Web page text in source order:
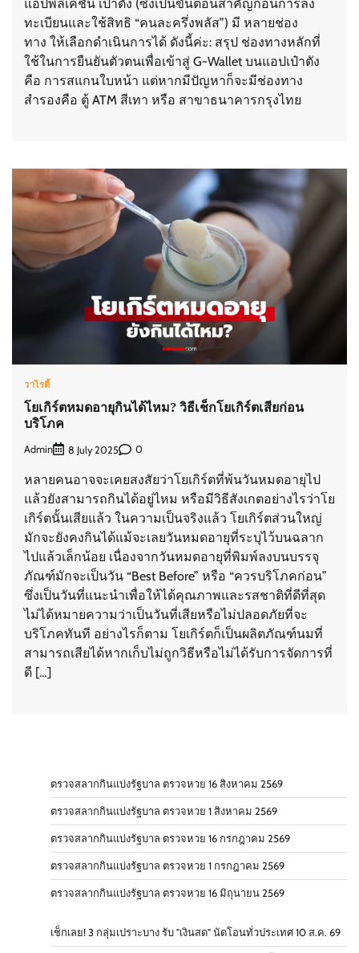
แอปพลิเคชัน เป๋าตัง (ซึ่งเป็นขั้นตอนสำคัญก่อนการลง
ทะเบียนและใช้สิทธิ “คนละครึ่งพลัส”) มี หลายช่อง
ทาง ให้เลือกดำเนินการได้ ดังนี้ค่ะ: สรุป ช่องทางหลักที่
ใช้ในการยืนยันตัวตนเพื่อเข้าสู่ G-Wallet บนแอปเป๋าตัง
คือ การสแกนใบหน้า แต่หากมีปัญหาก็จะมีช่องทาง
สำรองคือ ตู้ ATM สีเทา หรือ สาขาธนาคารกรุงไทย
วาไรตี้
โยเกิร์ตหมดอายุกินได้ไหม? วิธีเช็กโยเกิร์ตเสียก่อน
บริโภค
Admin 8 July 2025 0
หลายคนอาจจะเคยสงสัยว่าโยเกิร์ตที่พ้นวันหมดอายุไป
แล้วยังสามารถกินได้อยู่ไหม หรือมีวิธีสังเกตอย่างไรว่าโย
เกิร์ตนั้นเสียแล้ว ในความเป็นจริงแล้ว โยเกิร์ตส่วนใหญ่
มักจะยังคงกินได้แม้จะเลยวันหมดอายุที่ระบุไว้บนฉลาก
ไปแล้วเล็กน้อย เนื่องจากวันหมดอายุที่พิมพ์ลงบนบรรจุ
ภัณฑ์มักจะเป็นวัน “Best Before” หรือ “ควรบริโภคก่อน”
ซึ่งเป็นวันที่แนะนำเพื่อให้ได้คุณภาพและรสชาติที่ดีที่สุด
ไม่ได้หมายความว่าเป็นวันที่เสียหรือไม่ปลอดภัยที่จะ
บริโภคทันที อย่างไรก็ตาม โยเกิร์ตก็เป็นผลิตภัณฑ์นมที่
สามารถเสียได้หากเก็บไม่ถูกวิธีหรือไม่ได้รับการจัดการที่
ดี […]
ตรวจสลากกินแบ่งรัฐบาล ตรวจหวย 16 สิงหาคม 2569
ตรวจสลากกินแบ่งรัฐบาล ตรวจหวย 1 สิงหาคม 2569
ตรวจสลากกินแบ่งรัฐบาล ตรวจหวย 16 กรกฎาคม 2569
ตรวจสลากกินแบ่งรัฐบาล ตรวจหวย 1 กรกฎาคม 2569
ตรวจสลากกินแบ่งรัฐบาล ตรวจหวย 16 มิถุนายน 2569
เช็กเลย! 3 กลุ่มเปราะบาง รับ "เงินสด" นัดโอนทั่วประเทศ 10 ส.ค. 69